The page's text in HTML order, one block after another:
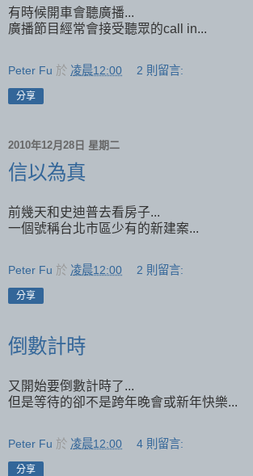
有時候開車會聽廣播...
廣播節目經常會接受聽眾的call in...
Peter Fu 於 凌晨12:00 2 則留言:
分享
2010年12月28日 星期二
信以為真
前幾天和史迪普去看房子...
一個號稱台北市區少有的新建案...
Peter Fu 於 凌晨12:00 2 則留言:
分享
倒數計時
又開始要倒數計時了...
但是等待的卻不是跨年晚會或新年快樂...
Peter Fu 於 凌晨12:00 4 則留言:
分享